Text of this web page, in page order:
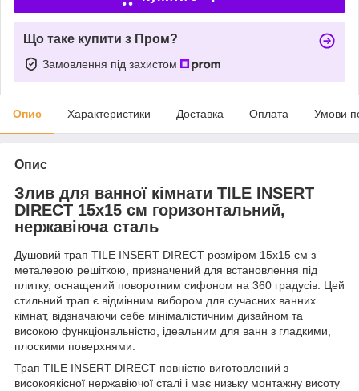
Що таке купити з Пром?
Замовлення під захистом
Опис Характеристики Доставка Оплата Умови
Опис
Злив для ванної кімнати TILE INSERT
DIRECT 15х15 см горизонтальний,
нержавіюча сталь
Душовий трап TILE INSERT DIRECT розміром 15х15 см з
металевою решіткою, призначений для встановлення під
плитку, оснащений поворотним сифоном на 360 градусів. Цей
стильний трап є відмінним вибором для сучасних ванних
кімнат, відзначаючи себе мінімалістичним дизайном та
високою функціональністю, ідеальним для ванн з гладкими,
плоскими поверхнями.
Трап TILE INSERT DIRECT повністю виготовлений з
високоякісної нержавіючої сталі і має низьку монтажну висоту